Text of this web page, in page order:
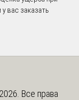
вас заказать
Все права